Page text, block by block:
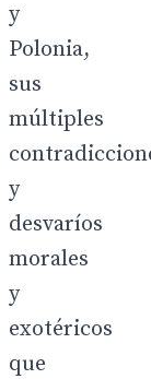
y
Polonia,
sus
múltiples
y
desvaríos
morales
y
exotéricos
que